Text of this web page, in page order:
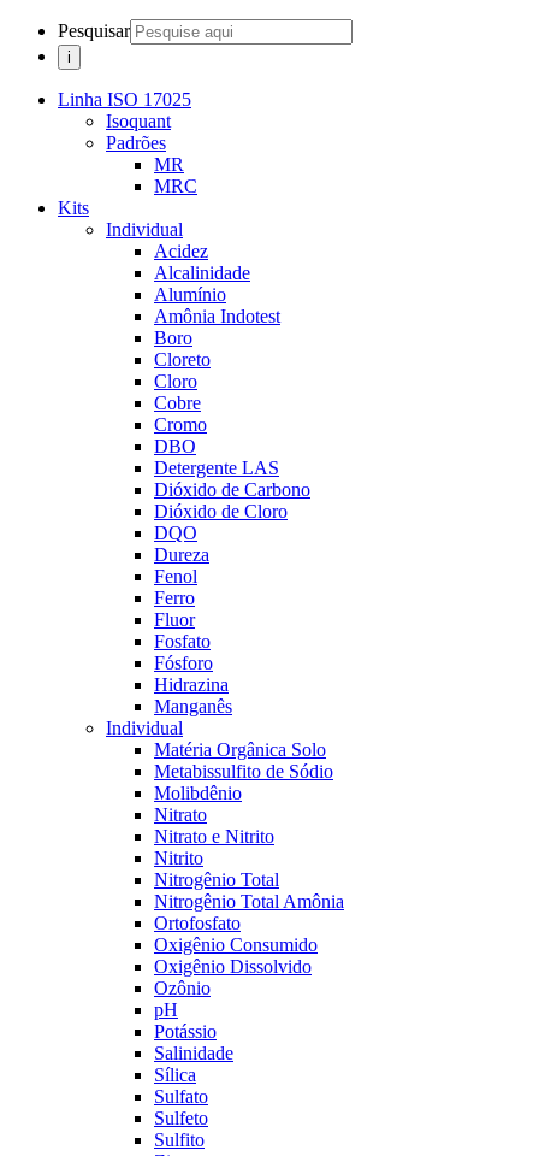
Pesquisar
Linha ISO 17025
Isoquant
Padrões
MR
MRC
Kits
Individual
Acidez
Alcalinidade
Alumínio
Amônia Indotest
Boro
Cloreto
Cloro
Cobre
Cromo
DBO
Detergente LAS
Dióxido de Carbono
Dióxido de Cloro
DQO
Dureza
Fenol
Ferro
Fluor
Fosfato
Fósforo
Hidrazina
Manganês
Individual
Matéria Orgânica Solo
Metabissulfito de Sódio
Molibdênio
Nitrato
Nitrato e Nitrito
Nitrito
Nitrogênio Total
Nitrogênio Total Amônia
Ortofosfato
Oxigênio Consumido
Oxigênio Dissolvido
Ozônio
pH
Potássio
Salinidade
Sílica
Sulfato
Sulfeto
Sulfito